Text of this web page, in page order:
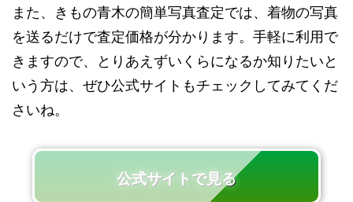
また、きもの青木の簡単写真査定では、着物の写真
を送るだけで査定価格が分かります。手軽に利用で
きますので、とりあえずいくらになるか知りたいと
いう方は、ぜひ公式サイトもチェックしてみてくだ
さいね。
公式サイトで見る